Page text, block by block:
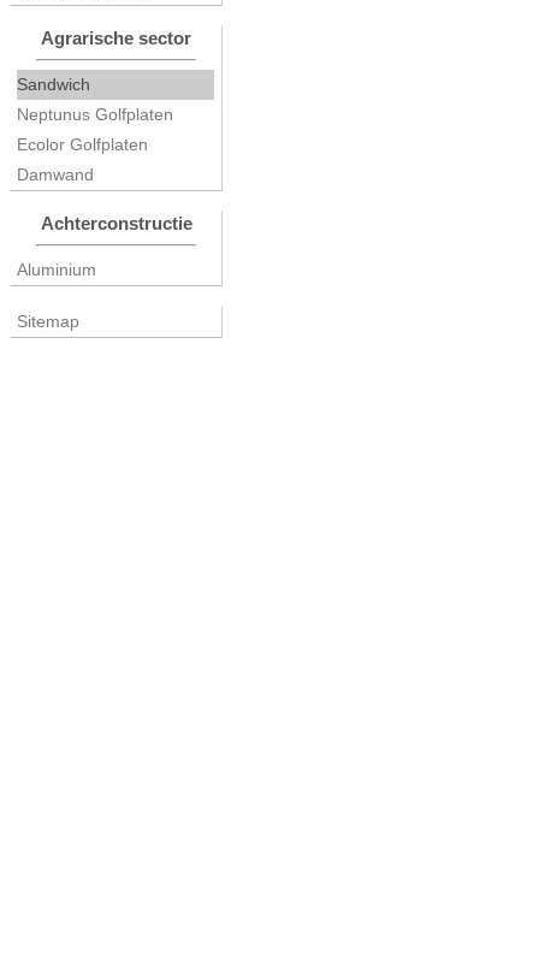
Agrarische sector
Sandwich
Neptunus Golfplaten
Ecolor Golfplaten
Damwand
Achterconstructie
Aluminium
Sitemap